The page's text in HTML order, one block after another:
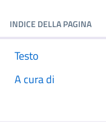
INDICE DELLA PAGINA
Testo
A cura di